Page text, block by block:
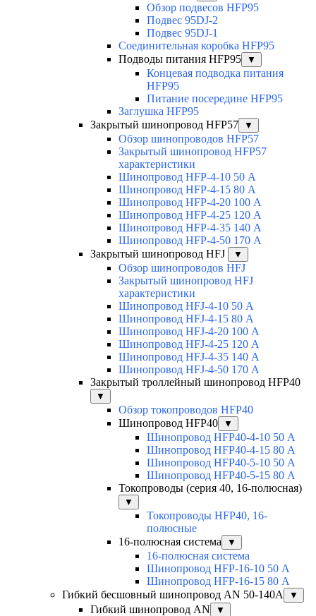
Обзор подвесов HFP95
Подвес 95DJ-2
Подвес 95DJ-1
Соединительная коробка HFP95
Подводы питания HFP95
▼
Концевая подводка питания
HFP95
Питание посередине HFP95
Заглушка HFP95
Закрытый шинопровод HFP57
▼
Обзор шинопроводов HFP57
Закрытый шинопровод HFP57
характеристики
Шинопровод HFP-4-10 50 А
Шинопровод HFP-4-15 80 А
Шинопровод HFP-4-20 100 А
Шинопровод HFP-4-25 120 А
Шинопровод HFP-4-35 140 А
Шинопровод HFP-4-50 170 А
Закрытый шинопровод HFJ
▼
Обзор шинопроводов HFJ
Закрытый шинопровод HFJ
характеристики
Шинопровод HFJ-4-10 50 А
Шинопровод HFJ-4-15 80 А
Шинопровод HFJ-4-20 100 А
Шинопровод HFJ-4-25 120 А
Шинопровод HFJ-4-35 140 А
Шинопровод HFJ-4-50 170 А
Закрытый троллейный шинопровод HFP40
▼
Обзор токопроводов HFP40
Шинопровод HFP40
▼
Шинопровод HFP40-4-10 50 А
Шинопровод HFP40-4-15 80 А
Шинопровод HFP40-5-10 50 А
Шинопровод HFP40-5-15 80 А
Токопроводы (серия 40, 16-полюсная)
▼
Токопроводы HFP40, 16-
полюсные
16-полюсная система
▼
16-полюсная система
Шинопровод HFP-16-10 50 А
Шинопровод HFP-16-15 80 А
Гибкий бесшовный шинопровод AN 50-140А
▼
Гибкий шинопровод AN ▼